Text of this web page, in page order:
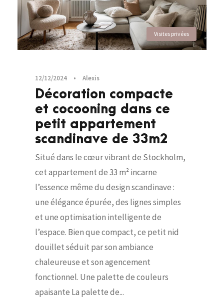
Visites privées
12/12/2024 • Alexis
Décoration compacte
et cocooning dans ce
petit appartement
scandinave de 33m2
Situé dans le cœur vibrant de Stockholm,
cet appartement de 33 m² incarne
l’essence même du design scandinave :
une élégance épurée, des lignes simples
et une optimisation intelligente de
l’espace. Bien que compact, ce petit nid
douillet séduit par son ambiance
chaleureuse et son agencement
fonctionnel. Une palette de couleurs
apaisante La palette de...